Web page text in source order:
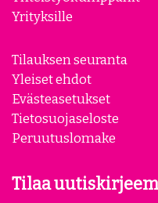
Yhteystiedot
Yhteistyökumppanit
Yrityksille
Tilauksen seuranta
Tietosuojaseloste